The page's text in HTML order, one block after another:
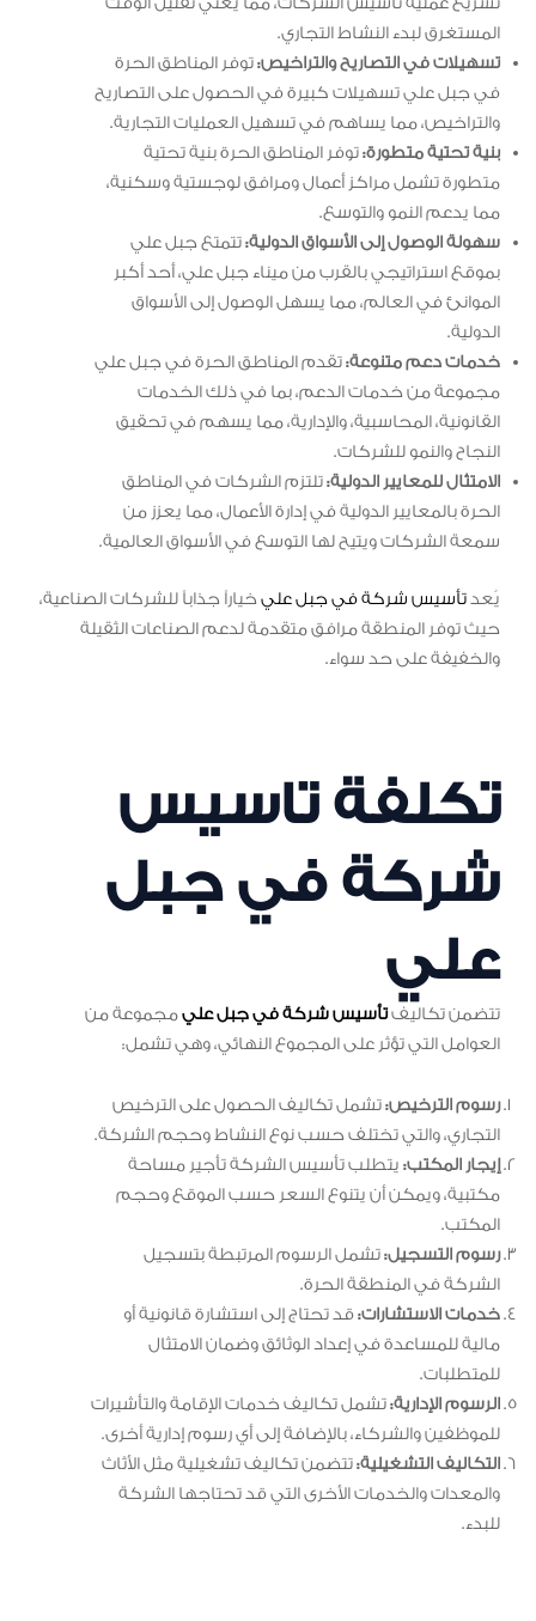
المستغرق لبدء النشاط التجاري.
تسهيلات في التصاريح والتراخيص:توفر المناطق الحرة
في جبل علي تسهيلات كبيرة في الحصول على التصاريح
والتراخيص، مما يساهم في تسهيل العمليات التجارية.
بنية تحتية متطورة:توفر المناطق الحرة بنية تحتية
متطورة تشمل مراكز أعمال ومرافق لوجستية وسكنية،
مما يدعم النمو والتوسع.
سهولة الوصول إلى الأسواق الدولية:تتمتع جبل علي
بموقع استراتيجي بالقرب من ميناء جبل علي، أحد أكبر
الموانئ في العالم، مما يسهل الوصول إلى الأسواق
الدولية.
خدمات دعم متنوعة:تقدم المناطق الحرة في جبل علي
مجموعة من خدمات الدعم، بما في ذلك الخدمات
القانونية، المحاسبية، والإدارية، مما يسهم في تحقيق
النجاح والنمو للشركات.
الامتثال للمعايير الدولية:تلتزم الشركات في المناطق
الحرة بالمعايير الدولية في إدارة الأعمال، مما يعزز من
سمعة الشركات ويتيح لها التوسع في الأسواق العالمية.
يُعدتأسيس شركة في جبل عليخياراً جذاباً للشركات الصناعية،
حيث توفر المنطقة مرافق متقدمة لدعم الصناعات الثقيلة
والخفيفة على حد سواء.
تكلفة تاسيس
شركة في جبل
علي
تتضمن تكاليفتأسيس شركة في جبل عليمجموعة من
العوامل التي تؤثر على المجموع النهائي، وهي تشمل:
رسوم الترخيص:تشمل تكاليف الحصول على الترخيص
التجاري، والتي تختلف حسب نوع النشاط وحجم الشركة.
إيجار المكتب: يتطلب تأسيس الشركة تأجير مساحة
مكتبية، ويمكن أن يتنوع السعر حسب الموقع وحجم
المكتب.
رسوم التسجيل:تشمل الرسوم المرتبطة بتسجيل
الشركة في المنطقة الحرة.
خدمات الاستشارات:قد تحتاج إلى استشارة قانونية أو
مالية للمساعدة في إعداد الوثائق وضمان الامتثال
للمتطلبات.
الرسوم الإدارية:تشمل تكاليف خدمات الإقامة والتأشيرات
للموظفين والشركاء، بالإضافة إلى أي رسوم إدارية أخرى.
التكاليف التشغيلية:تتضمن تكاليف تشغيلية مثل الأثاث
والمعدات والخدمات الأخرى التي قد تحتاجها الشركة
للبدء.